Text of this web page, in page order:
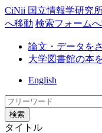
CiNii 国立情報学研究
へ移動 検索フォーム
論文・データを
大学図書館の本
English
検索
タイトル